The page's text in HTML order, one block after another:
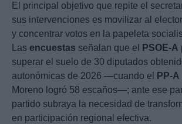
El principal objetivo que repite el
sus intervenciones es movilizar al
y concentrar votos en la papeleta
Las encuestas señalan que el PSOE-A
superar el suelo de 30 diputados
autonómicas de 2026 —cuando el
PP-A
Moreno logró 58 escaños—; ante ese
partido subraya la necesidad de
en participación regional efectiva.